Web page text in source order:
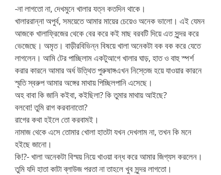
-না লাগতো না, দেখমুনে খালার যত্ন কতদিন থাকে।
খালাররান্না অপুর্ব, সময়েতে আমার মায়ের চেয়েও অনেক ভালো। এই যেমন
আজকে খালাফ্রিজের থেকে বের করে কই মাছ বরবটি দিয়ে এত সুন্দর করে
ভেজেছে। অমৃত। বাড়ীরবিভিন্ন বিষয়ে খালা অনেকটা বক বক করে যেতে
লাগলেন। আমি টের পাচ্ছিলাম একটুআগে খালার ঘাড়, হাত ও বাহু স্পর্শ
করার কারনে আমার অর্ধ উত্থিত পুরুষাঙ্গএখন নিস্তেজ হয়ে যাওয়ার কারনে
স্মৃতি স্বরুপ আমার অঙ্গের মাথায় পিচ্ছিলপানি এসেছে।
অহ বাবা কি জানি কইবা, কইছিলা? কি তুমার মাথায় আইছে?
বলবো! তুমি রাগ করবানাতো?
রাগের কথা হইলে তো করবামই।
নামাজ থেকে এসে তোমার খোলা হাতটা যখন দেখলাম না, তখন কি মনে
হইছে জানো।
কি!?- খালা অনেকটা বিস্ময় নিয়ে খাওয়া বন্ধ করে আমার জিগ্যস করলেন।
তুমি যদি হাতা কাটা ব্লাউজ পরতা না তাহলে খুব সুন্দর লাগতো।